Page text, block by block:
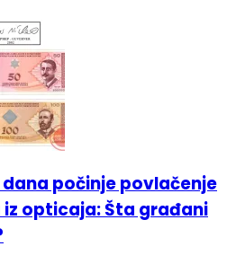
počinje povlačenje
opticaja: Šta građani